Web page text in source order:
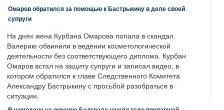
Омаров обратился за помощью к Бастрыкину в деле своей
супруги
На днях жена Курбана Омарова попала в скандал.
Валерию обвинили в ведении косметологической
деятельности без соответствующего диплома. Курбан
Омаров встал на защиту супруги и записал видео, в
котором обратился к главе Следственного Комитета
Александру Бастрыкину с просьбой разобраться в
ситуации.